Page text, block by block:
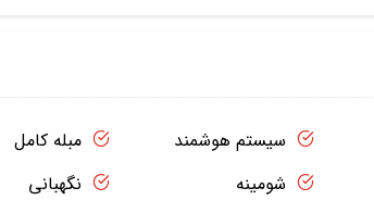
سیستم هوشمند
شومینه
مبله کامل
نگهبانی